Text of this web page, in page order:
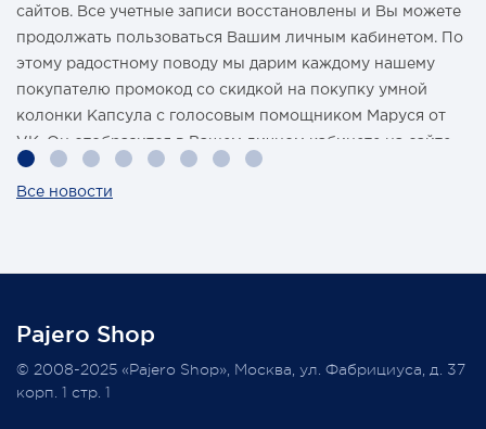
сайтов. Все учетные записи восстановлены и Вы можете
продолжать пользоваться Вашим личным кабинетом. По
этому радостному поводу мы дарим каждому нашему
покупателю промокод со скидкой на покупку умной
колонки Капсула с голосовым помощником Маруся от
VK. Он отобразится в Вашем личном кабинете на сайте
магазина Pajero Shop 14 февраля.
Всегда Ваш, Pajero Shop
3 февраля 2022
Все новости
Pajero Shop
© 2008-2025 «Pajero Shop», Москва, ул. Фабрициуса, д. 37
корп. 1 стр. 1